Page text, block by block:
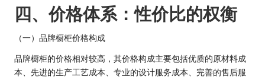
四、价格体系：性价比的权衡
（一）品牌橱柜价格构成
品牌橱柜的价格相对较高，其价格构成主要包括优质的原材料成
本、先进的生产工艺成本、专业的设计服务成本、完善的售后服